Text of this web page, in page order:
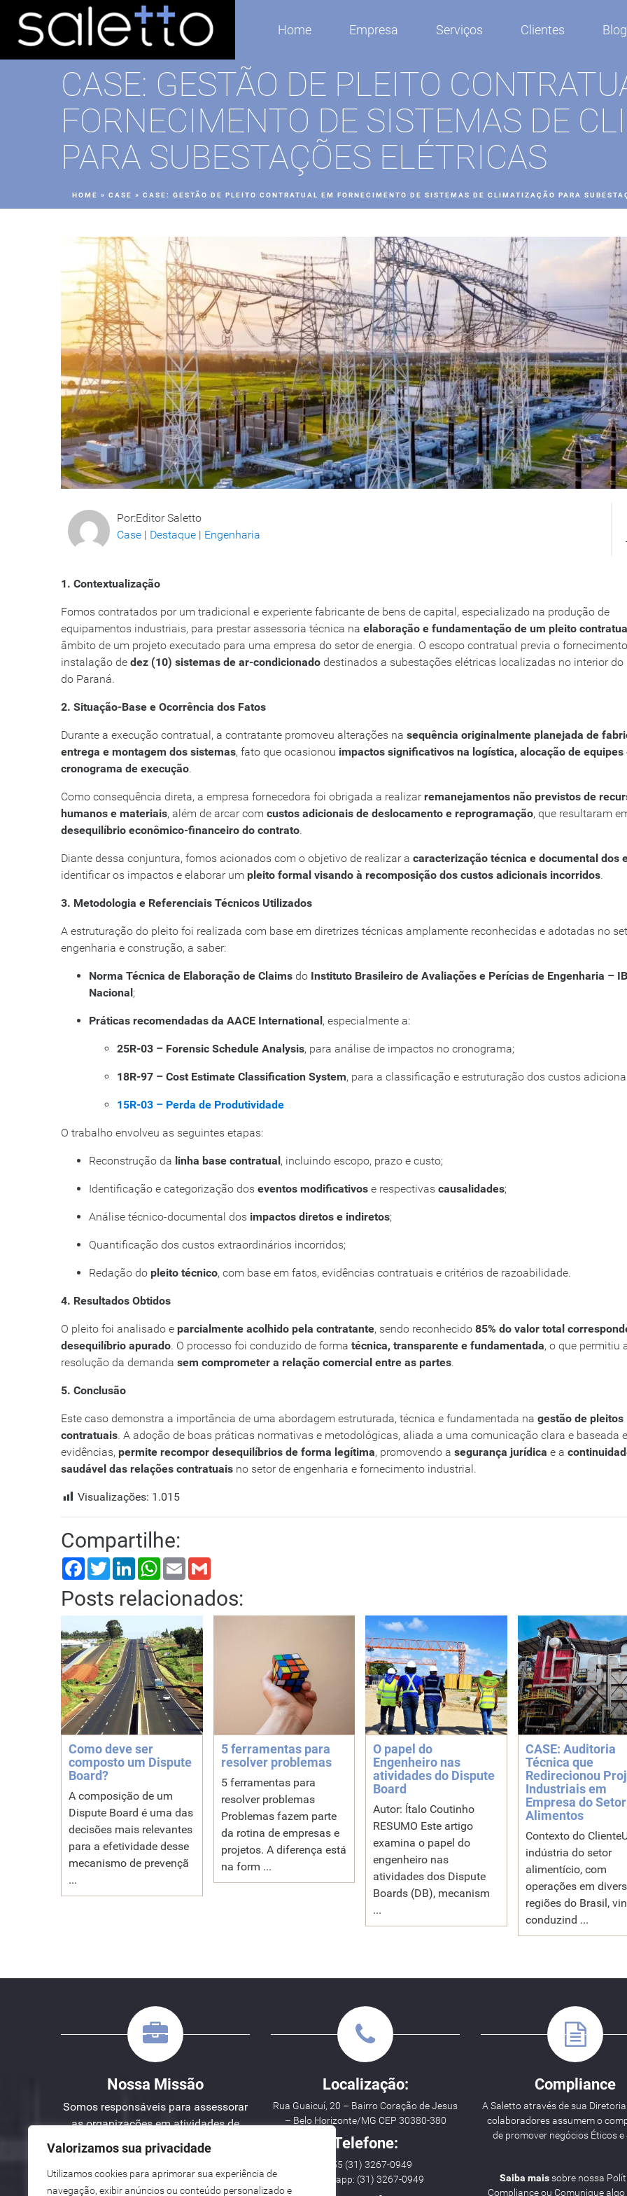
Valorizamos sua privacidade
Utilizamos cookies para aprimorar sua experiência de
navegação, exibir anúncios ou conteúdo personalizado e
Home Empresa Serviços Clientes Blog
CASE: GESTÃO DE PLEITO
FORNECIMENTO DE SISTEMAS DE
PARA SUBESTAÇÕES ELÉTRICAS
HOME » CASE » CASE: GESTÃO DE PLEITO CONTRATUAL EM FORNECIMENTO DE SISTEMAS DE CLIMATIZAÇÃO PARA
Por:Editor Saletto
Case | Destaque | Engenharia
1. Contextualização
Fomos contratados por um tradicional e experiente fabricante de bens de capital, especializado na produção de
equipamentos industriais, para prestar assessoria técnica na elaboração e fundamentação de um pleito
âmbito de um projeto executado para uma empresa do setor de energia. O escopo contratual previa o
instalação de dez (10) sistemas de ar-condicionado destinados a subestações elétricas localizadas no interior do
do Paraná.
2. Situação-Base e Ocorrência dos Fatos
Durante a execução contratual, a contratante promoveu alterações na sequência originalmente planejada de
entrega e montagem dos sistemas, fato que ocasionou impactos significativos na logística, alocação de equipes
cronograma de execução.
Como consequência direta, a empresa fornecedora foi obrigada a realizarremanejamentos não previstos de
humanos e materiais, além de arcar com custos adicionais de deslocamento e reprogramação, que resultaram
desequilíbrio econômico-financeiro do contrato.
Diante dessa conjuntura, fomos acionados com o objetivo de realizar a caracterização técnica e documental dos
identificar os impactos e elaborar um pleito formal visando à recomposição dos custos adicionais incorridos.
3. Metodologia e Referenciais Técnicos Utilizados
A estruturação do pleito foi realizada com base em diretrizes técnicas amplamente reconhecidas e adotadas no
engenharia e construção, a saber:
Norma Técnica de Elaboração de Claims do Instituto Brasileiro de Avaliações e Perícias de Engenharia –
Nacional;
Práticas recomendadas da AACE International, especialmente a:
25R-03 – Forensic Schedule Analysis, para análise de impactos no cronograma;
18R-97 – Cost Estimate Classification System, para a classificação e estruturação dos custos
15R-03 – Perda de Produtividade
O trabalho envolveu as seguintes etapas:
Reconstrução da linha base contratual, incluindo escopo, prazo e custo;
Identificação e categorização dos eventos modificativos e respectivas causalidades;
Análise técnico-documental dos impactos diretos e indiretos;
Quantificação dos custos extraordinários incorridos;
Redação do pleito técnico, com base em fatos, evidências contratuais e critérios de razoabilidade.
4. Resultados Obtidos
O pleito foi analisado e parcialmente acolhido pela contratante, sendo reconhecido 85% do valor total
desequilíbrio apurado. O processo foi conduzido de forma técnica, transparente e fundamentada, o que permitiu
resolução da demanda sem comprometer a relação comercial entre as partes.
5. Conclusão
Este caso demonstra a importância de uma abordagem estruturada, técnica e fundamentada na gestão de pleitos
contratuais. A adoção de boas práticas normativas e metodológicas, aliada a uma comunicação clara e baseada
evidências, permite recompor desequilíbrios de forma legítima, promovendo a segurança jurídica e a
saudável das relações contratuais no setor de engenharia e fornecimento industrial.
Visualizações: 1.015
Compartilhe:
FacebookTwitterLinkedInWhatsApp
Email
Posts relacionados:
Como deve ser
composto um Dispute
Board?
A composição de um
Dispute Board é uma das
decisões mais relevantes
para a efetividade desse
mecanismo de prevençã
...
5 ferramentas para
resolver problemas
5 ferramentas para
resolver problemas
Problemas fazem parte
da rotina de empresas e
projetos. A diferença está
na form ...
O papel do
Engenheiro nas
atividades do Dispute
Board
Autor: Ítalo Coutinho
RESUMO Este artigo
examina o papel do
engenheiro nas
atividades dos Dispute
Boards (DB), mecanism
...
CASE: Auditoria
Técnica que
Redirecionou
Industriais em
Empresa do
Alimentos
Contexto do
indústria do setor
alimentício, com
operações em
regiões do Brasil,
conduzind ...
Nossa Missão
Somos responsáveis para assessorar
as organizações em atividades de
Engenharia, Planejamento e Gestão
de Projetos.
Localização:
Rua Guaicuí, 20 – Bairro Coração de Jesus
– Belo Horizonte/MG CEP 30380-380
Telefone:
++ 55 (31) 3267-0949
Whatsapp: (31) 3267-0949
Compliance
A Saletto através de sua
colaboradores assumem o
de promover negócios Éticos e
Saiba maissobre nossa
Compliance ou Comunique